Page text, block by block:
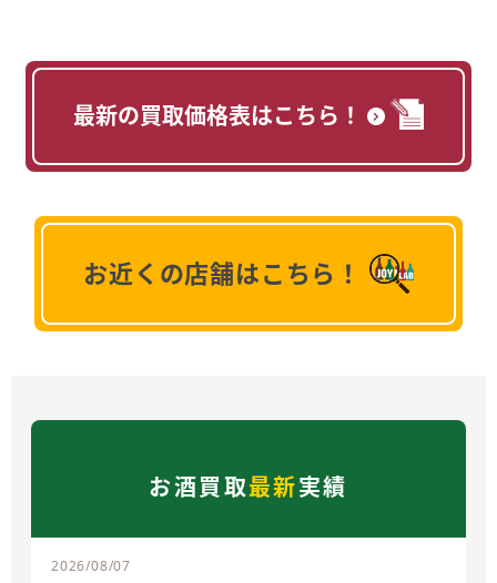
最新の買取価格表はこちら！
お近くの店舗はこちら！
お酒買取最新実績
2026/08/07